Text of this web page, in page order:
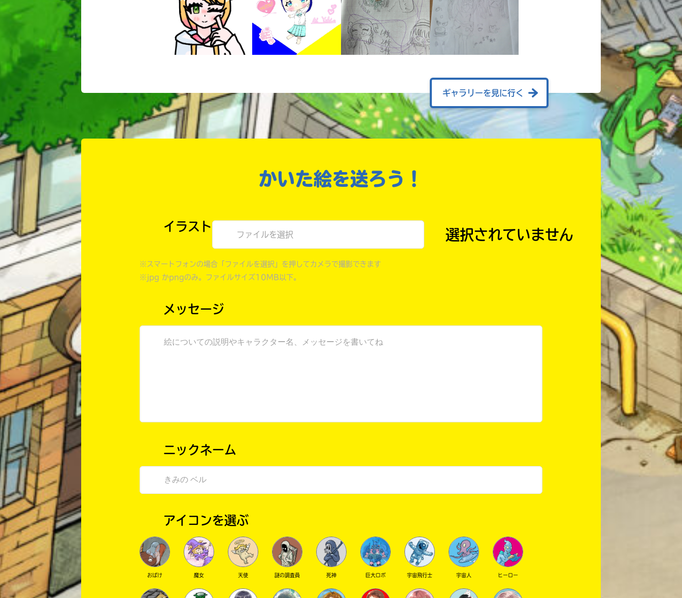
SNSでシェアする
ギャラリーを見に行く
かいた絵を送ろう！
イラスト
ファイルを選択
※スマートフォンの場合「ファイルを選択」を押してカメラで撮影できます
※jpg かpngのみ。ファイルサイズ10MB以下。
メッセージ
ニックネーム
アイコンを選ぶ
おばけ 魔女 天使 謎の調査員 死神 巨大ロボ 宇宙飛行士 宇宙人 ヒーロー
も
う
一
度
確
み
て
ね